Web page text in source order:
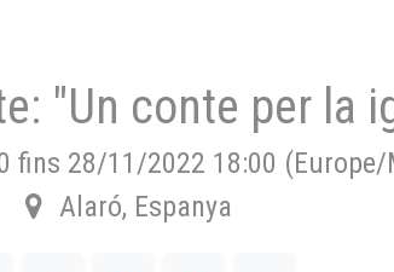
"Un conte per la
fins 28/11/2022 18:00 (Europe/
Alaró, Espanya